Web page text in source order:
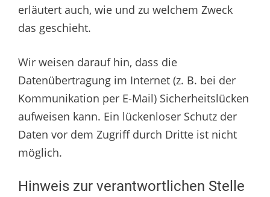
erläutert auch, wie und zu welchem Zweck
das geschieht.
Wir weisen darauf hin, dass die
Datenübertragung im Internet (z. B. bei der
Kommunikation per E-Mail) Sicherheitslücken
aufweisen kann. Ein lückenloser Schutz der
Daten vor dem Zugriff durch Dritte ist nicht
möglich.
Hinweis zur verantwortlichen Stelle